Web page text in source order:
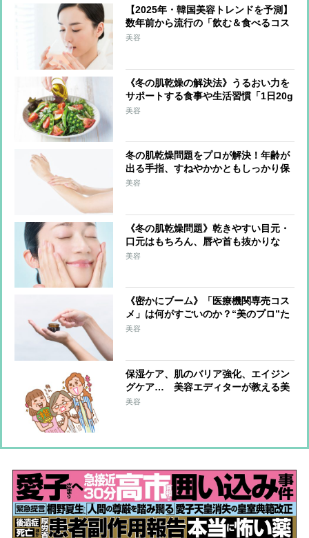
【2025年・韓国美容トレンドを予測】
数年前から流行の「飲む＆食べるコス
メ」が日本上陸か 最注目は上あごに
美容
《冬の肌乾燥の解決法》うるおい力を
サポートする食事や生活習慣「1日20g
の油脂を」「外出時はマスクで保湿」
美容
冬の肌乾燥問題をプロが解決！年齢が
出る手指、すねやかかともしっかり保
湿「調理中はこまめに手を拭く」のも
美容
《冬の肌乾燥問題》乾きやすい目元・
口元はもちろん、唇や首も抜かりな
く！ブースターを活用、ドラッグスト
美容
《密かにブーム》「医療機関専売コス
メ」は何がすごいのか？“美のプロ”た
ちが選んだ逸品とその理由
美容
保湿ケア、肌のバリア強化、エイジン
グケア… 美容エディターが教える美
肌にマストな「美容成分」は？
美容